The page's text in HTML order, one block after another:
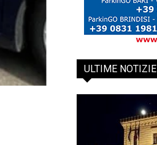
ULTIME NOTIZIE